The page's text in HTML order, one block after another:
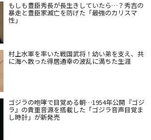
もしも豊臣秀長が長生きしていたら…？秀吉の
暴走と豊臣家滅亡を防げた「最強のカリスマ
性」
村上水軍を率いた戦国武将！幼い弟を支え、共
に海へ散った得居通幸の波乱に満ちた生涯
ゴジラの咆哮で目覚める朝…1954年公開『ゴジ
ラ』の貴重音源を搭載した「ゴジラ音声目覚ま
し時計」が新発売